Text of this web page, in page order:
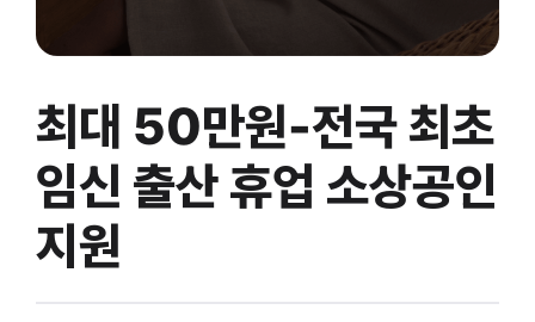
최대 50만원-전국 최초
임신 출산 휴업 소상공인
지원